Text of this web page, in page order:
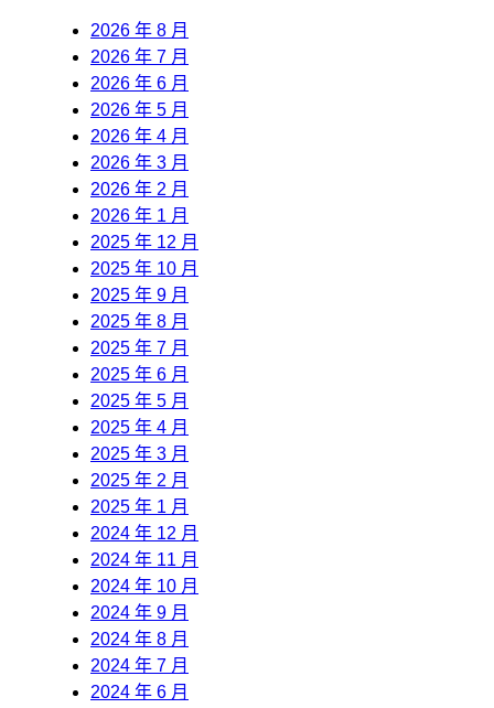
2026 年 8 月
2026 年 7 月
2026 年 6 月
2026 年 5 月
2026 年 4 月
2026 年 3 月
2026 年 2 月
2026 年 1 月
2025 年 12 月
2025 年 10 月
2025 年 9 月
2025 年 8 月
2025 年 7 月
2025 年 6 月
2025 年 5 月
2025 年 4 月
2025 年 3 月
2025 年 2 月
2025 年 1 月
2024 年 12 月
2024 年 11 月
2024 年 10 月
2024 年 9 月
2024 年 8 月
2024 年 7 月
2024 年 6 月